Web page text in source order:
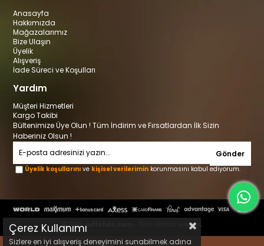
Anasayfa
Hakkımızda
Mağazalarımız
Bize Ulaşın
Üyelik
Alışveriş
İade Süreci ve Koşulları
Yardım
Müşteri Hizmetleri
Kargo Takibi
Bültenimize Üye Olun ! Tüm İndirim ve Fırsatlardan İlk Sizin
Haberiniz Olsun !
Gönder
Üyelik koşullarını ve kişisel verilerimin korunmasını kabul ediyorum.
© 2019 suffahac.com - Tüm Hakları Saklıdır.
Çerez Kullanımı
Sizlere en iyi alışveriş deneyimini sunabilmek adına